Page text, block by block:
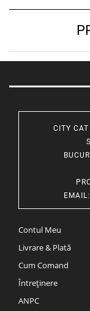
CITY
EMAIL :
Contul Meu
Livrare & Plată
Cum Comand
Întreținere
ANPC